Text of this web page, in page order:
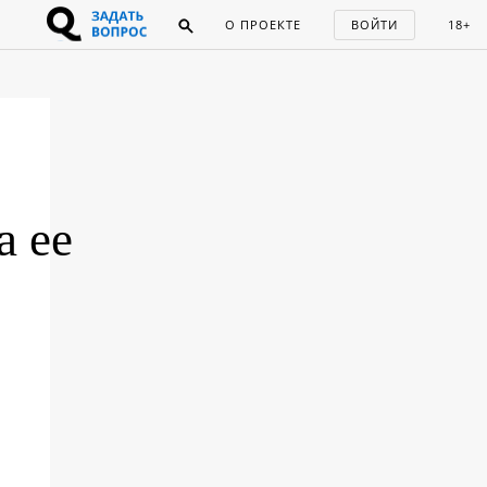
О ПРОЕКТЕ ВОЙТИ 18+
ее